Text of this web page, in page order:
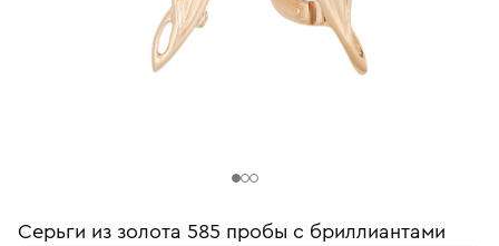
Серьги из золота 585 пробы c бриллиантами